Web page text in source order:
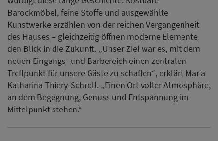
Barockmöbel, feine Stoffe und ausgewählte
Kunstwerke erzählen von der reichen Vergangenheit
des Hauses – gleichzeitig öffnen moderne Elemente
den Blick in die Zukunft. „Unser Ziel war es, mit dem
neuen Eingangs- und Barbereich einen zentralen
Treffpunkt für unsere Gäste zu schaffen“, erklärt Maria
Katharina Thiery-Schroll. „Einen Ort voller Atmosphäre,
an dem Begegnung, Genuss und Entspannung im
Mittelpunkt stehen.“